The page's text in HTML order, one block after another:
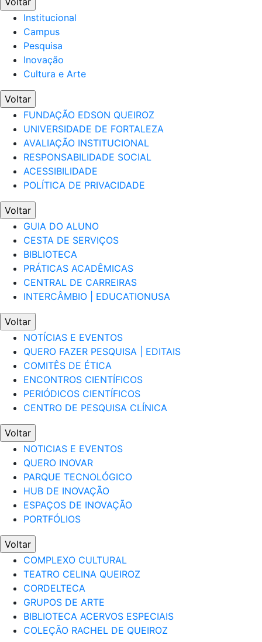
Institucional
Campus
Pesquisa
Inovação
Cultura e Arte
Voltar
FUNDAÇÃO EDSON QUEIROZ
UNIVERSIDADE DE FORTALEZA
AVALIAÇÃO INSTITUCIONAL
RESPONSABILIDADE SOCIAL
ACESSIBILIDADE
POLÍTICA DE PRIVACIDADE
Voltar
GUIA DO ALUNO
CESTA DE SERVIÇOS
BIBLIOTECA
PRÁTICAS ACADÊMICAS
CENTRAL DE CARREIRAS
INTERCÂMBIO | EDUCATIONUSA
Voltar
NOTÍCIAS E EVENTOS
QUERO FAZER PESQUISA | EDITAIS
COMITÊS DE ÉTICA
ENCONTROS CIENTÍFICOS
PERIÓDICOS CIENTÍFICOS
CENTRO DE PESQUISA CLÍNICA
Voltar
NOTICIAS E EVENTOS
QUERO INOVAR
PARQUE TECNOLÓGICO
HUB DE INOVAÇÃO
ESPAÇOS DE INOVAÇÃO
PORTFÓLIOS
Voltar
COMPLEXO CULTURAL
TEATRO CELINA QUEIROZ
CORDELTECA
GRUPOS DE ARTE
BIBLIOTECA ACERVOS ESPECIAIS
COLEÇÃO RACHEL DE QUEIROZ